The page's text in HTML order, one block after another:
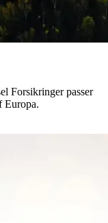
Forsikringer passer
Europa.